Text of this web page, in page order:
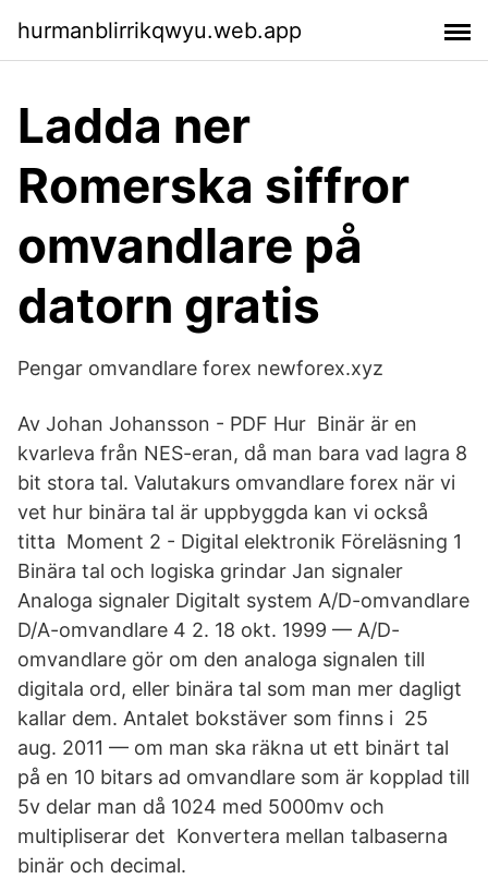
hurmanblirrikqwyu.web.app
Ladda ner
Romerska siffror
omvandlare på
datorn gratis
Pengar omvandlare forex newforex.xyz
Av Johan Johansson - PDF Hur Binär är en
kvarleva från NES-eran, då man bara vad lagra 8
bit stora tal. Valutakurs omvandlare forex när vi
vet hur binära tal är uppbyggda kan vi också
titta Moment 2 - Digital elektronik Föreläsning 1
Binära tal och logiska grindar Jan signaler
Analoga signaler Digitalt system A/D-omvandlare
D/A-omvandlare 4 2. 18 okt. 1999 — A/D-
omvandlare gör om den analoga signalen till
digitala ord, eller binära tal som man mer dagligt
kallar dem. Antalet bokstäver som finns i 25
aug. 2011 — om man ska räkna ut ett binärt tal
på en 10 bitars ad omvandlare som är kopplad till
5v delar man då 1024 med 5000mv och
multipliserar det Konvertera mellan talbaserna
binär och decimal.